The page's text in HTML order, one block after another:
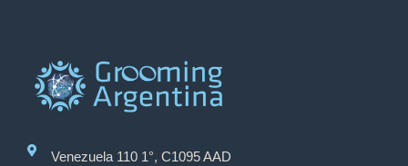
Venezuela 110 1°, C1095 AAD